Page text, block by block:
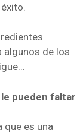
de los
pueden faltar
que es una